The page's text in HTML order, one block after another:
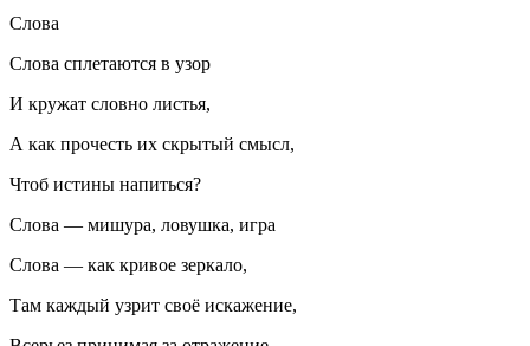
Слова
Слова сплетаются в узор
И кружат словно листья,
А как прочесть их скрытый смысл,
Чтоб истины напиться?
Слова — мишура, ловушка, игра
Слова — как кривое зеркало,
Там каждый узрит своё искажение,